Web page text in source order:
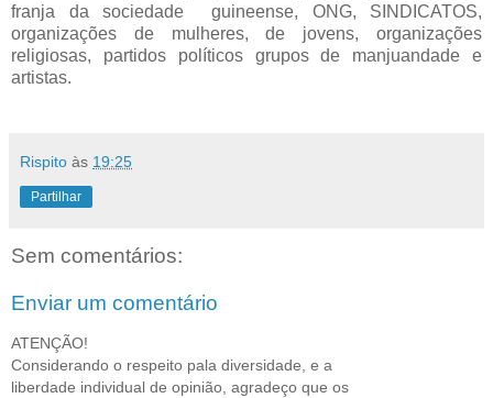
franja da sociedade guineense, ONG, SINDICATOS,
organizações de mulheres, de jovens, organizações
religiosas, partidos políticos grupos de manjuandade e
artistas.
Rispito às 19:25
Partilhar
Sem comentários:
Enviar um comentário
ATENÇÃO!
Considerando o respeito pala diversidade, e a
liberdade individual de opinião, agradeço que os